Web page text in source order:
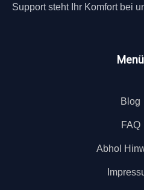
Support steht Ihr Komfort bei
Menü
Blog
FAQ
Abhol